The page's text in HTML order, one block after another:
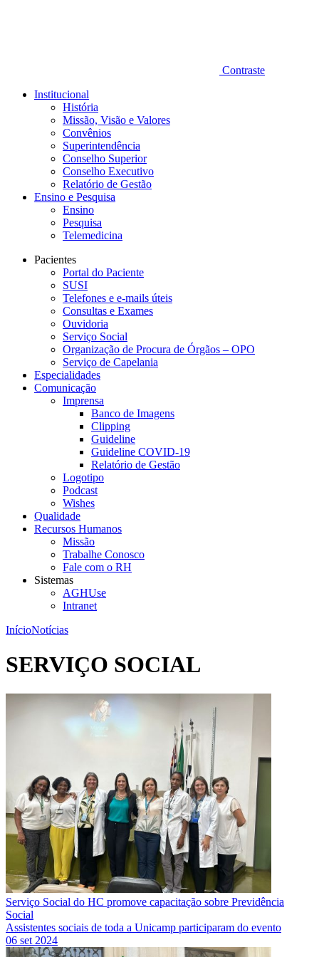
Contraste
Institucional
História
Missão, Visão e Valores
Convênios
Superintendência
Conselho Superior
Conselho Executivo
Relatório de Gestão
Ensino e Pesquisa
Ensino
Pesquisa
Telemedicina
Pacientes
Portal do Paciente
SUSI
Telefones e e-mails úteis
Consultas e Exames
Ouvidoria
Serviço Social
Organização de Procura de Órgãos – OPO
Serviço de Capelania
Especialidades
Comunicação
Imprensa
Banco de Imagens
Clipping
Guideline
Guideline COVID-19
Relatório de Gestão
Logotipo
Podcast
Wishes
Qualidade
Recursos Humanos
Missão
Trabalhe Conosco
Fale com o RH
Sistemas
AGHUse
Intranet
InícioNotícias
SERVIÇO SOCIAL
Serviço Social do HC promove capacitação sobre Previdência
Social
Assistentes sociais de toda a Unicamp participaram do evento
06 set 2024